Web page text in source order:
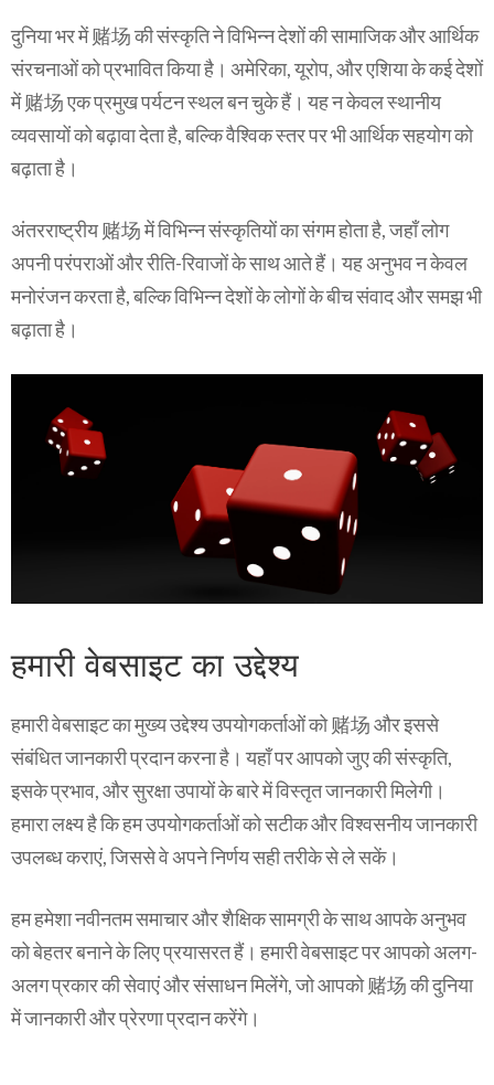
दुनिया भर में 赌场 की संस्कृति ने विभिन्न देशों की सामाजिक और आर्थिक
संरचनाओं को प्रभावित किया है। अमेरिका, यूरोप, और एशिया के कई देशों
में 赌场 एक प्रमुख पर्यटन स्थल बन चुके हैं। यह न केवल स्थानीय
व्यवसायों को बढ़ावा देता है, बल्कि वैश्विक स्तर पर भी आर्थिक सहयोग को
बढ़ाता है।
अंतरराष्ट्रीय 赌场 में विभिन्न संस्कृतियों का संगम होता है, जहाँ लोग
अपनी परंपराओं और रीति-रिवाजों के साथ आते हैं। यह अनुभव न केवल
मनोरंजन करता है, बल्कि विभिन्न देशों के लोगों के बीच संवाद और समझ भी
बढ़ाता है।
हमारी वेबसाइट का उद्देश्य
हमारी वेबसाइट का मुख्य उद्देश्य उपयोगकर्ताओं को 赌场 और इससे
संबंधित जानकारी प्रदान करना है। यहाँ पर आपको जुए की संस्कृति,
इसके प्रभाव, और सुरक्षा उपायों के बारे में विस्तृत जानकारी मिलेगी।
हमारा लक्ष्य है कि हम उपयोगकर्ताओं को सटीक और विश्वसनीय जानकारी
उपलब्ध कराएं, जिससे वे अपने निर्णय सही तरीके से ले सकें।
हम हमेशा नवीनतम समाचार और शैक्षिक सामग्री के साथ आपके अनुभव
को बेहतर बनाने के लिए प्रयासरत हैं। हमारी वेबसाइट पर आपको अलग-
अलग प्रकार की सेवाएं और संसाधन मिलेंगे, जो आपको 赌场 की दुनिया
में जानकारी और प्रेरणा प्रदान करेंगे।